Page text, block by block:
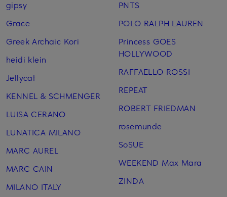
gipsy
Grace
Greek Archaic Kori
heidi klein
Jellycat
KENNEL & SCHMENGER
LUISA CERANO
LUNATICA MILANO
MARC AUREL
MARC CAIN
MILANO ITALY
PNTS
POLO RALPH LAUREN
Princess GOES
HOLLYWOOD
RAFFAELLO ROSSI
REPEAT
ROBERT FRIEDMAN
rosemunde
SoSUE
WEEKEND Max Mara
ZINDA